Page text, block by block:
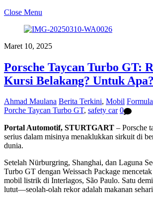
Close Menu
Maret 10, 2025
Porsche Taycan Turbo GT:
Kursi Belakang? Untuk Apa?
Ahmad Maulana Berita Terkini, Mobil
Porche Taycan Turbo GT, safety car 0
Portal Automotif, STURTGART – Porsche
serius dalam misinya menaklukkan sirkuit di
dunia.
Setelah Nürburgring, Shanghai, dan Laguna
Turbo GT dengan Weissach Package
mobil listrik di Interlagos, São Paulo. Satu
lutut—seolah-olah rekor adalah makanan